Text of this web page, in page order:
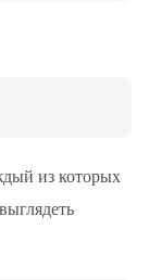
из которых